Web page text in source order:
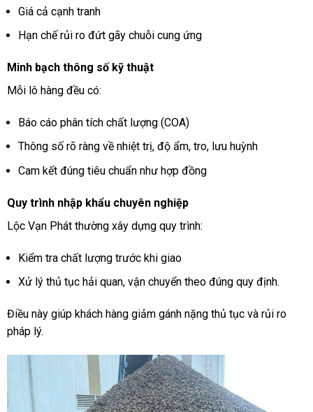
Giá cả cạnh tranh
Hạn chế rủi ro đứt gãy chuỗi cung ứng
Minh bạch thông số kỹ thuật
Mỗi lô hàng đều có:
Báo cáo phân tích chất lượng (COA)
Thông số rõ ràng về nhiệt trị, độ ẩm, tro, lưu huỳnh
Cam kết đúng tiêu chuẩn như hợp đồng
Quy trình nhập khẩu chuyên nghiệp
Lộc Vạn Phát thường xây dựng quy trình:
Kiểm tra chất lượng trước khi giao
Xử lý thủ tục hải quan, vận chuyển theo đúng quy định.
Điều này giúp khách hàng giảm gánh nặng thủ tục và rủi ro
pháp lý.